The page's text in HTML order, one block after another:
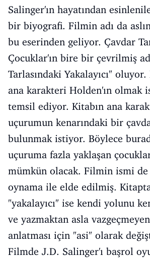
Salinger'ın hayatından
bir biyografi. Filmin adı da
bu eserinden geliyor. Çavdar
Çocuklar'ın bire bir çevrilmiş
Tarlasındaki Yakalayıcı"
ana karakteri Holden'ın olmak
temsil ediyor. Kitabın ana
uçurumun kenarındaki bir
bulunmak istiyor. Böylece
uçuruma fazla yaklaşan
mümkün olacak. Filmin ismi de
oynama ile elde edilmiş.
"yakalayıcı" ise kendi yolunu
ve yazmaktan asla
anlatması için "asi" olarak
Filmde J.D. Salinger'ı başrol